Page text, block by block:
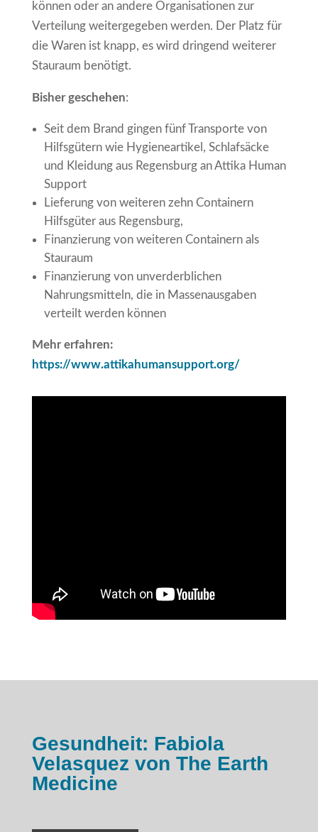
können oder an andere Organisationen zur
Verteilung weitergegeben werden. Der Platz für
die Waren ist knapp, es wird dringend weiterer
Stauraum benötigt.
Bisher geschehen:
Seit dem Brand gingen fünf Transporte von
Hilfsgütern wie Hygieneartikel, Schlafsäcke
und Kleidung aus Regensburg an Attika Human
Support
Lieferung von weiteren zehn Containern
Hilfsgüter aus Regensburg,
Finanzierung von weiteren Containern als
Stauraum
Finanzierung von unverderblichen
Nahrungsmitteln, die in Massenausgaben
verteilt werden können
Mehr erfahren:
https://www.attikahumansupport.org/
Gesundheit: Fabiola
Velasquez von The Earth
Medicine